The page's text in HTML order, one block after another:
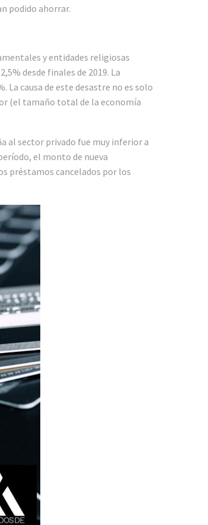
podido ahorrar.
y entidades religiosas
desde finales de 2019. La
La causa de este desastre no es solo
(el tamaño total de la economía
al sector privado fue muy inferior a
el monto de nueva
préstamos cancelados por los